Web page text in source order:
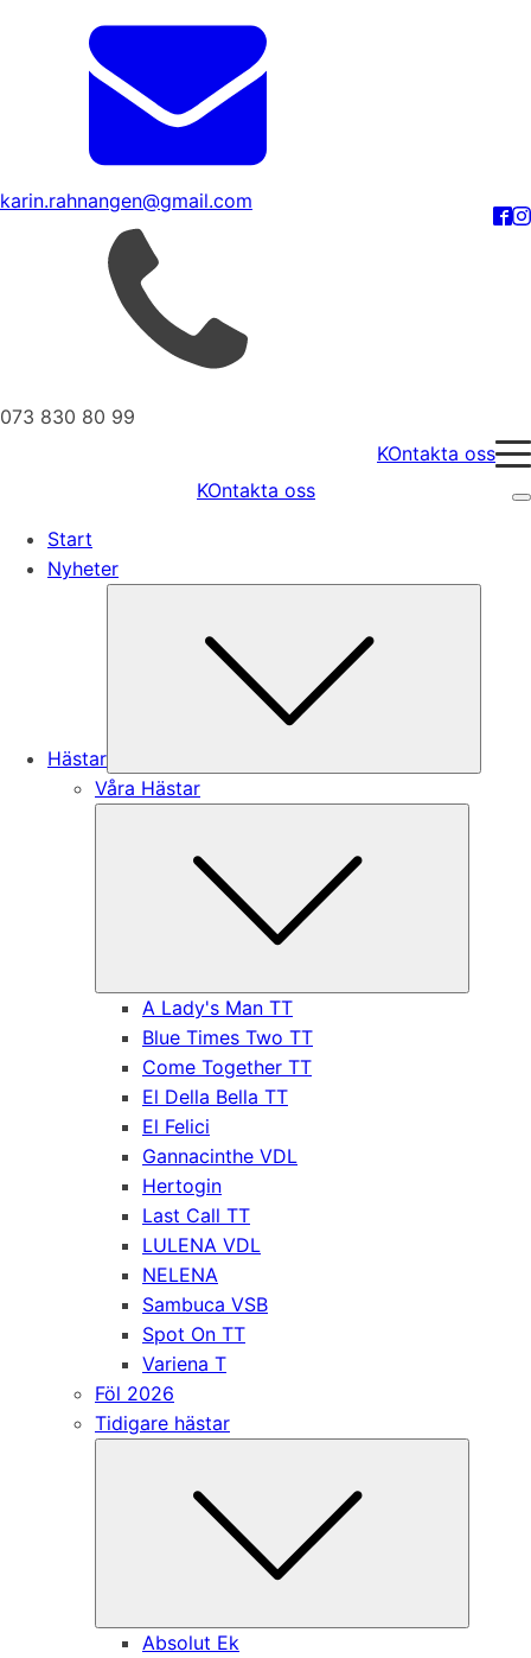
karin.rahnangen@gmail.com
073 830 80 99
KOntakta oss
KOntakta oss
Start
Nyheter
Hästar
Våra Hästar
A Lady's Man TT
Blue Times Two TT
Come Together TT
El Della Bella TT
El Felici
Gannacinthe VDL
Hertogin
Last Call TT
LULENA VDL
NELENA
Sambuca VSB
Spot On TT
Variena T
Föl 2026
Tidigare hästar
Absolut Ek